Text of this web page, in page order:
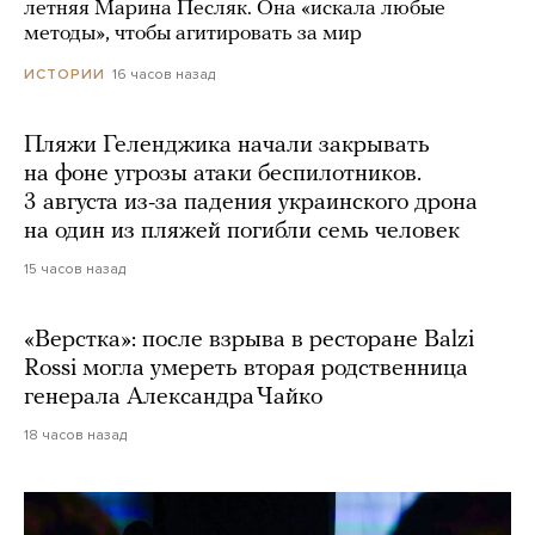
летняя Марина Песляк. Она «искала любые
методы», чтобы агитировать за мир
ИСТОРИИ 16 часов назад
Пляжи Геленджика начали закрывать
на фоне угрозы атаки беспилотников.
3 августа из-за падения украинского дрона
на один из пляжей погибли семь человек
15 часов назад
«Верстка»: после взрыва в ресторане Balzi
Rossi могла умереть вторая родственница
генерала Александра Чайко
18 часов назад